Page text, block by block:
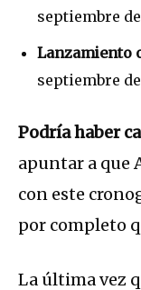
septiembre de
Lanzamiento
septiembre de
Podría haber
apuntar a que
con este
por completo
La última vez